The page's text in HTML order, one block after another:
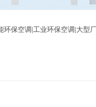
保空调|工业环保空调|大型